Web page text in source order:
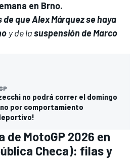
en Brno.
que Alex Márquez se haya
y de lasuspensión de Marco
no podrá correr el domingo
por comportamiento
de MotoGP 2026 en
Checa): filas y